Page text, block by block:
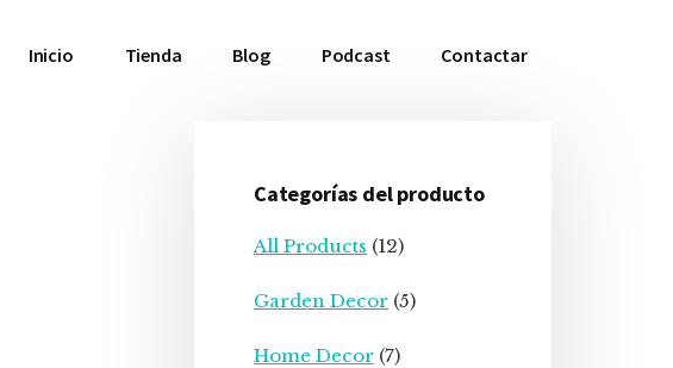
Inicio Tienda Blog Podcast Contactar
Barra
lateral
principal
Categorías del producto
All Products (12)
Garden Decor (5)
Home Decor (7)